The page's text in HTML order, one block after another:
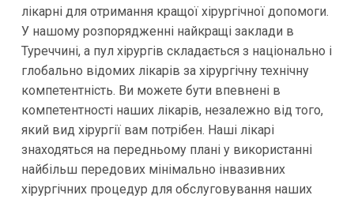
лікарні для отримання кращої хірургічної допомоги.
У нашому розпорядженні найкращі заклади в
Туреччині, а пул хірургів складається з національно і
глобально відомих лікарів за хірургічну технічну
компетентність. Ви можете бути впевнені в
компетентності наших лікарів, незалежно від того,
який вид хірургії вам потрібен. Наші лікарі
знаходяться на передньому плані у використанні
найбільш передових мінімально інвазивних
хірургічних процедур для обслуговування наших